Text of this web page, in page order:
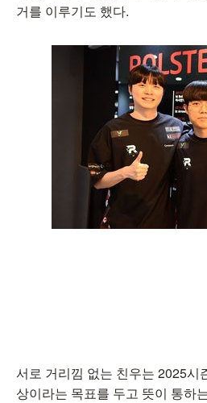
거를 이루기도 했다.
서로 거리낌 없는 친우는 2025시
상이라는 목표를 두고 뜻이 통하